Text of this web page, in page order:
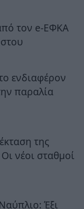
τον e-ΕΦΚΑ
ενδιαφέρον
παραλία
της
νέοι σταθμοί
Έξι